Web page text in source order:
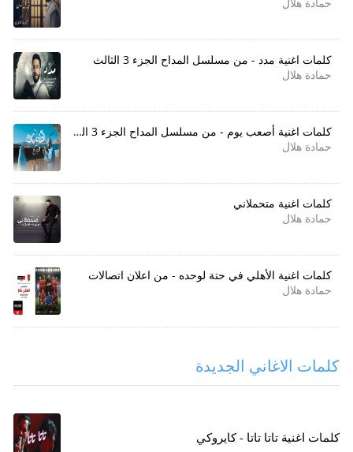
كلمات اغنية مدد - من مسلسل المداح الجزء 3 الثالث
حمادة هلال
كلمات اغنية أصعب يوم - من مسلسل المداح الجزء 3 الثالث
حمادة هلال
كلمات اغنية متحملاني
حمادة هلال
كلمات اغنية الأهلي في حتة لوحده - من اعلان اتصالات
حمادة هلال
كلمات الاغاني الجديدة
كلمات اغنية تاتا تاتا - كايروكي